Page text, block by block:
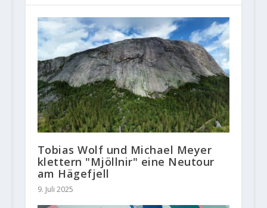
Tobias Wolf und Michael Meyer
klettern "Mjöllnir" eine Neutour
am Hägefjell
9. Juli 2025